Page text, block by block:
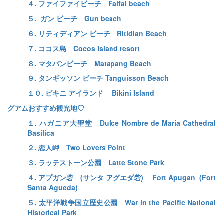
４. ファイファイビーチ Faifai beach
５. ガン ビーチ Gun beach
６. リティディアン ビーチ Ritidian Beach
７. ココス島 Cocos Island resort
８. マタパンビーチ Matapang Beach
９. タンギッソン ビーチ Tanguisson Beach
１０. ビキニ アイランド Bikini Island
グアムおすすめ観光地♡
１. ハガニア大聖堂 Dulce Nombre de Maria Cathedral
Basilica
２. 恋人岬 Two Lovers Point
３. ラッテストーン公園 Latte Stone Park
４. アプガン砦 (サンタ アグエダ砦) Fort Apugan (Fort
Santa Agueda)
５. 太平洋戦争国立歴史公園 War in the Pacific National
Historical Park